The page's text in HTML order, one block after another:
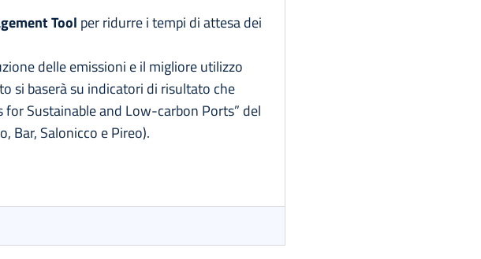
Tool per ridurre i tempi di attesa dei
delle emissioni e il migliore utilizzo
si baserà su indicatori di risultato che
Sustainable and Low-carbon Ports” del
Bar, Salonicco e Pireo).